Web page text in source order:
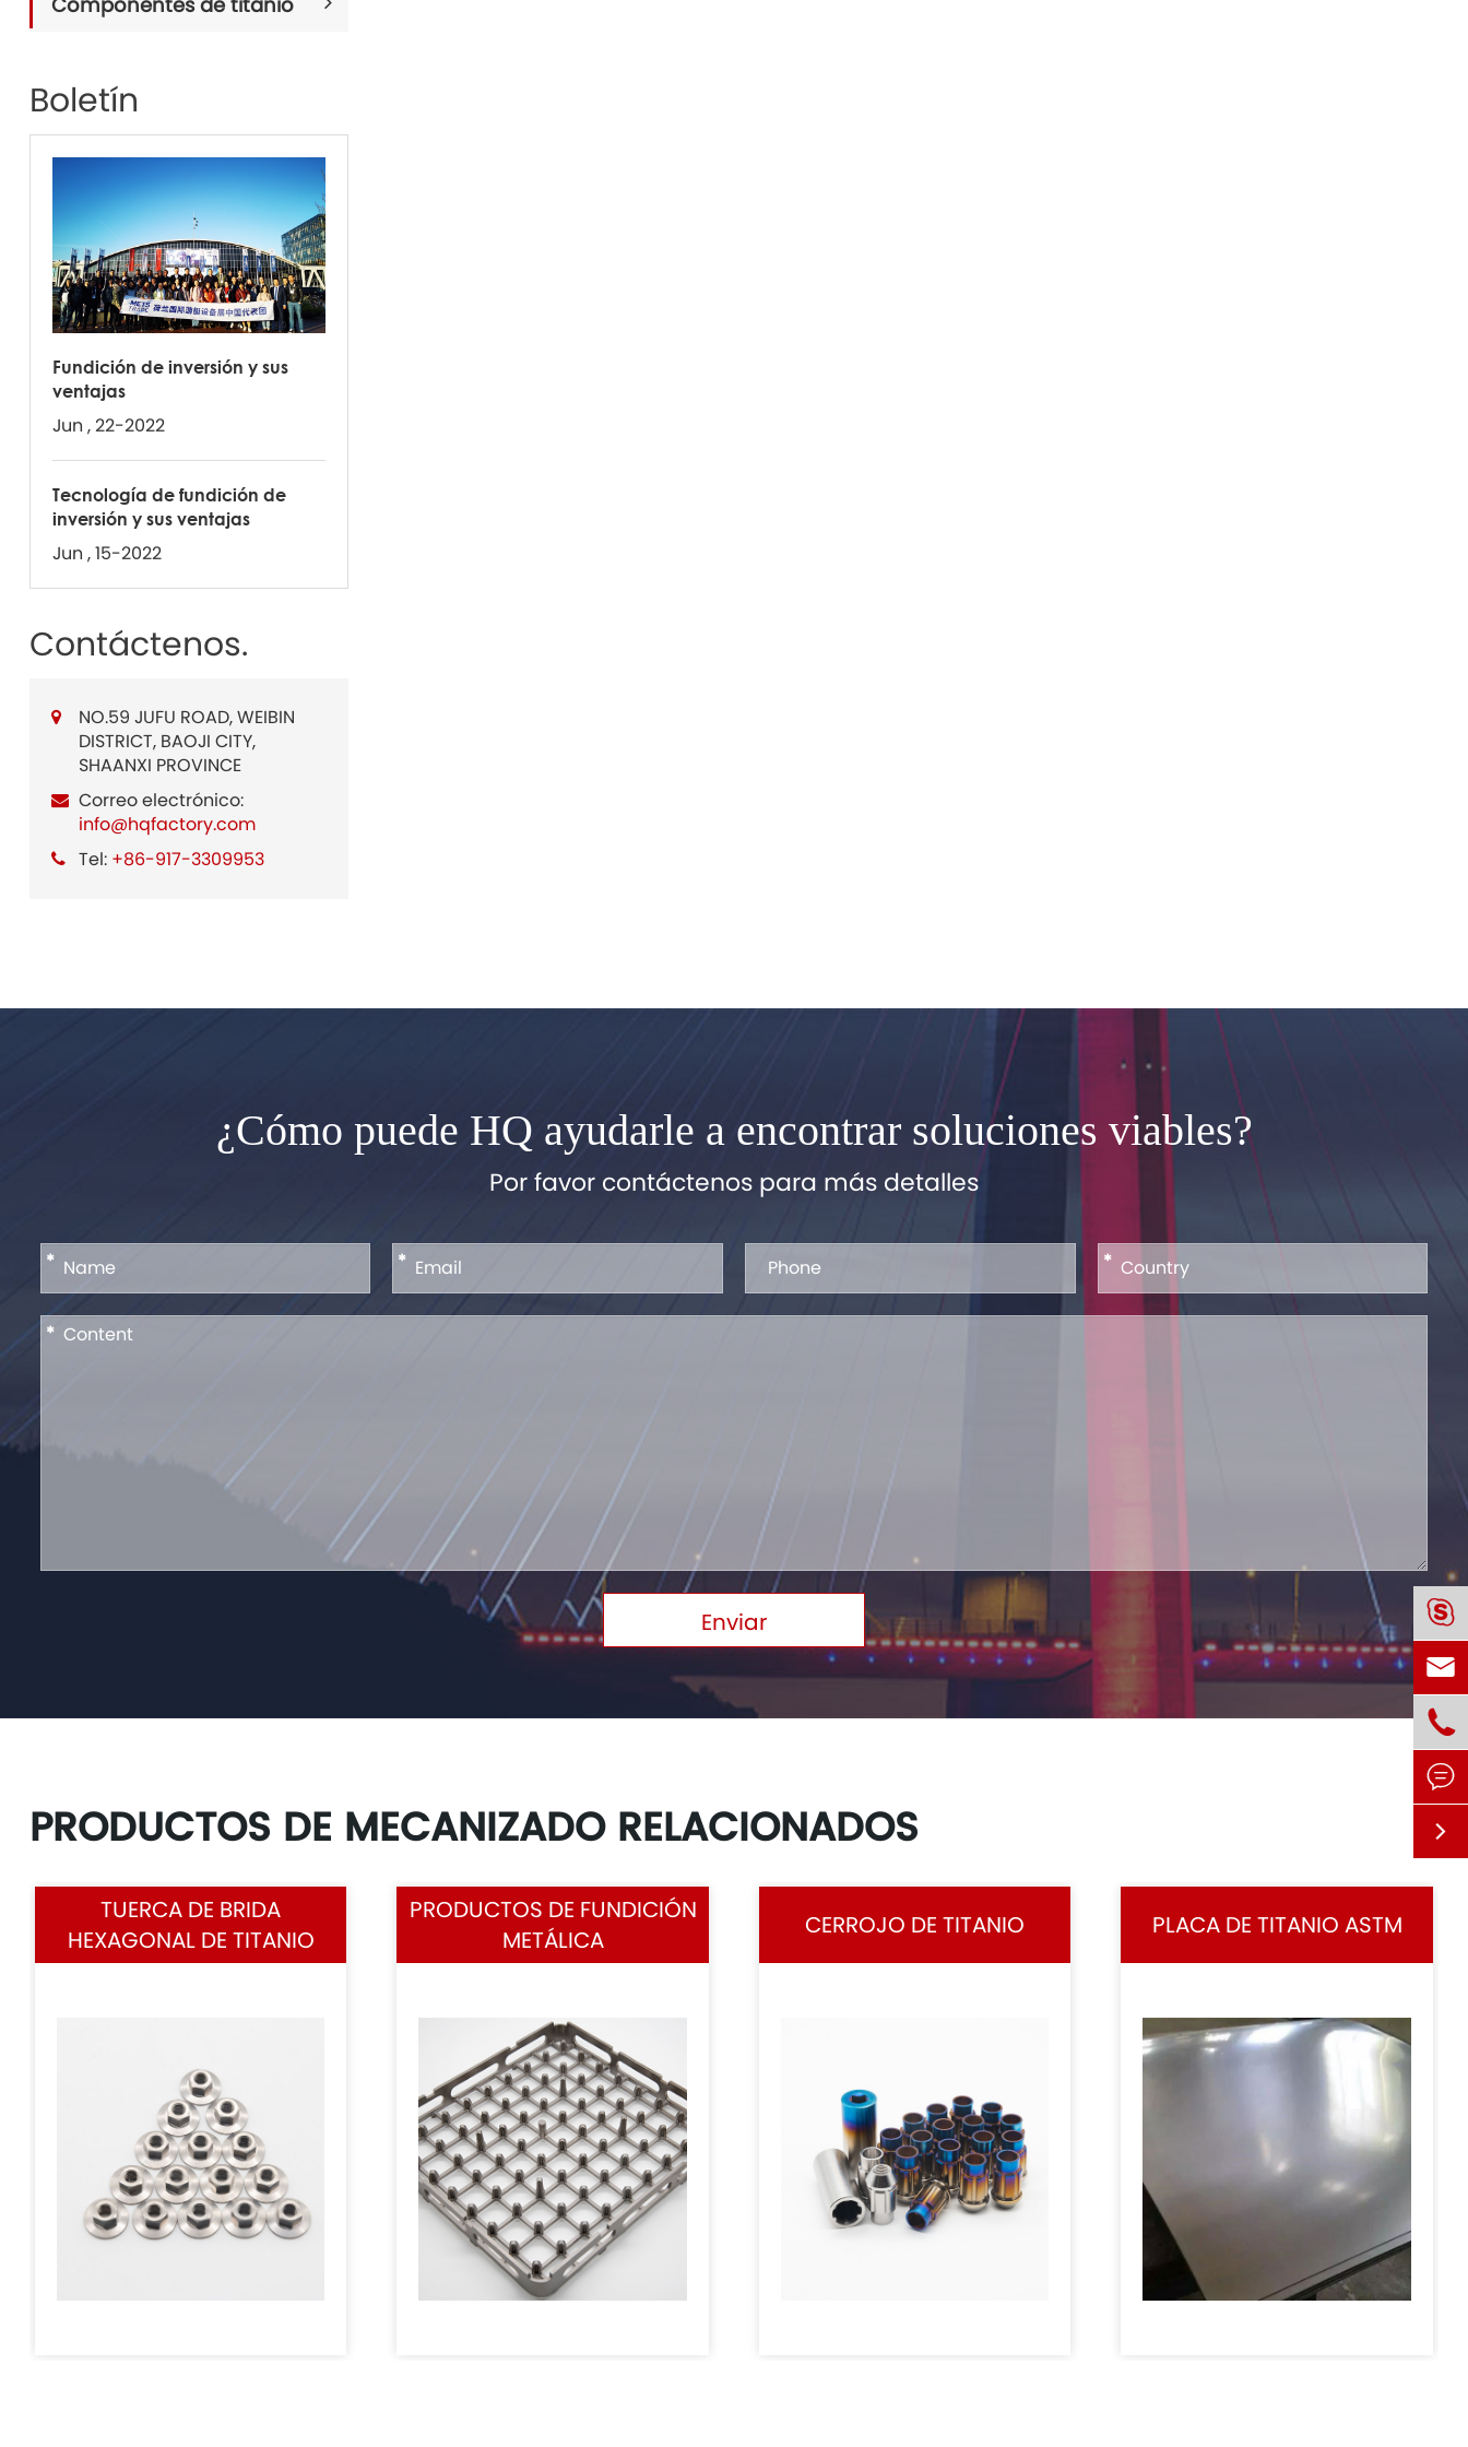
Boletín
Fundición de inversión y sus
ventajas
Jun , 22-2022
Tecnología de fundición de
inversión y sus ventajas
Jun , 15-2022
Contáctenos.
NO.59 JUFU ROAD, WEIBIN
DISTRICT, BAOJI CITY,
SHAANXI PROVINCE
Correo electrónico:
info@hqfactory.com
Tel: +86-917-3309953
¿Cómo puede HQ ayudarle a encontrar soluciones viables?
Por favor contáctenos para más detalles
* * *
*
Enviar
PRODUCTOS DE MECANIZADO RELACIONADOS
TUERCA DE BRIDA
HEXAGONAL DE TITANIO
PRODUCTOS DE FUNDICIÓN
METÁLICA
CERROJO DE TITANIO PLACA DE TITANIO ASTM




